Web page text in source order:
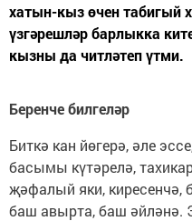
хатын-кыз өчен табигый
үзгәрешләр барлыкка
кызны да читләтеп үтми.
Беренче билгеләр
Биткә кан йөгерә, әле
басымы күтәрелә,
җәфалый яки, киресенчә,
баш авырта, баш әйләнә.